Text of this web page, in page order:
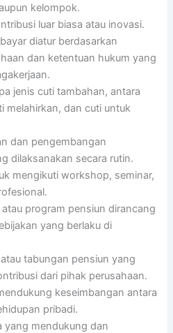
kelompok.
luar biasa atau inovasi.
diatur berdasarkan
dan ketentuan hukum yang
jenis cuti tambahan, antara
melahirkan, dan cuti untuk
dan pengembangan
dilaksanakan secara rutin.
mengikuti workshop, seminar,
program pensiun dirancang
yang berlaku di
tabungan pensiun yang
dari pihak perusahaan.
keseimbangan antara
pribadi.
yang mendukung dan